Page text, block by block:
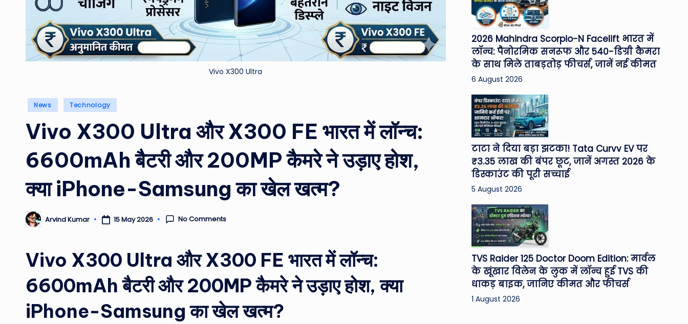
&
M
o
N
e
w
u
n
d
Vivo X300 Ultra
Posted
News Technology
Vivo X300 Ultra और X300 FE भारत में लॉन्च:
6600mAh बैटरी और 200MP कैमरे ने उड़ाए होश,
क्या iPhone-Samsung का खेल खत्म?
Posted
by
Arvind Kumar 15 May 2026 No Comments
Vivo X300 Ultra और X300 FE भारत में लॉन्च:
6600mAh बैटरी और 200MP कैमरे ने उड़ाए होश, क्या
iPhone-Samsung का खेल खत्म?
2026 Mahindra Scorpio-N Facelift भारत में
लॉन्च: पैनोरमिक सनरूफ और 540-डिग्री कैमरा
के साथ मिले ताबड़तोड़ फीचर्स, जानें नई कीमत
6 August 2026
टाटा ने दिया बड़ा झटका! Tata Curvv EV पर
₹3.35 लाख की बंपर छूट, जानें अगस्त 2026 के
डिस्काउंट की पूरी सच्चाई
5 August 2026
TVS Raider 125 Doctor Doom Edition: मार्वल
के खूंखार विलेन के लुक में लॉन्च हुई TVS की
धाकड़ बाइक, जानिए कीमत और फीचर्स
1 August 2026